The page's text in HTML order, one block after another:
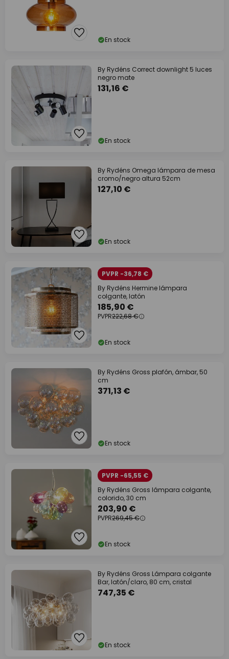
En stock
By Rydéns Correct downlight 5 luces
negro mate
131,16 €
En stock
By Rydéns Omega lámpara de mesa
cromo/negro altura 52cm
127,10 €
En stock
PVPR -36,78 €
By Rydéns Hermine lámpara
colgante, latón
185,90 €
PVPR222,68 €
En stock
By Rydéns Gross plafón, ámbar, 50
cm
371,13 €
En stock
PVPR -65,55 €
By Rydéns Gross lámpara colgante,
colorido, 30 cm
203,90 €
PVPR269,45 €
En stock
By Rydéns Gross Lámpara colgante
Bar, latón/claro, 80 cm, cristal
747,35 €
En stock